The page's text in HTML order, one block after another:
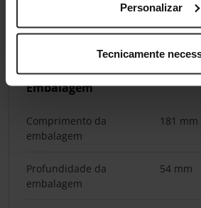
Personalizar
Tecnicamente
Pesos e dimensões
Embalagem
Comprimento da
embalagem
181 mm
Profundidade da
embalagem
54 mm